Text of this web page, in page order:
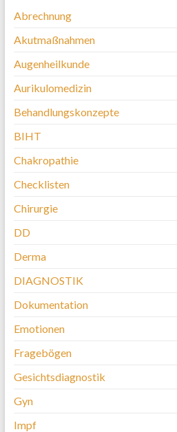
Abrechnung
Akutmaßnahmen
Augenheilkunde
Aurikulomedizin
Behandlungskonzepte
BIHT
Chakropathie
Checklisten
Chirurgie
DD
Derma
DIAGNOSTIK
Dokumentation
Emotionen
Fragebögen
Gesichtsdiagnostik
Gyn
Impf